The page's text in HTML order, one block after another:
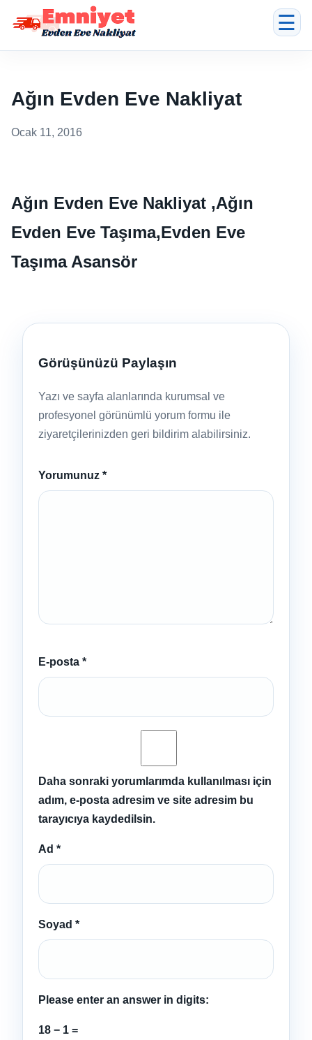
☰
Ağın Evden Eve Nakliyat
Ocak 11, 2016
Ağın Evden Eve Nakliyat ,Ağın
Evden Eve Taşıma,Evden Eve
Taşıma Asansör
Görüşünüzü Paylaşın
Yazı ve sayfa alanlarında kurumsal ve
profesyonel görünümlü yorum formu ile
ziyaretçilerinizden geri bildirim alabilirsiniz.
Yorumunuz *
E-posta *
Daha sonraki yorumlarımda kullanılması için
adım, e-posta adresim ve site adresim bu
tarayıcıya kaydedilsin.
Ad *
Soyad *
Please enter an answer in digits:
18 − 1 =